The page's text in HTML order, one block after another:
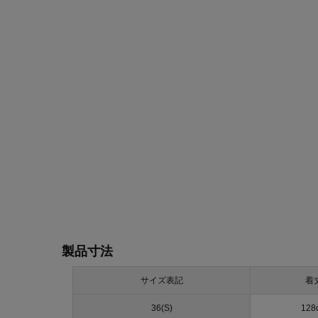
製品寸法
サイズ表記 着
36(S)